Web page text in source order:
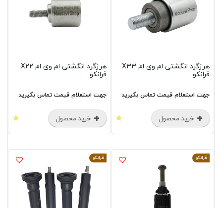
هرزگرد انگشتی ام وی ام X33
فرانکو
جهت استعلام قیمت تماس بگیرید
خرید محصول
هرزگرد انگشتی ام وی ام X22
فرانکو
جهت استعلام قیمت تماس بگیرید
خرید محصول
فرانکو فرانکو